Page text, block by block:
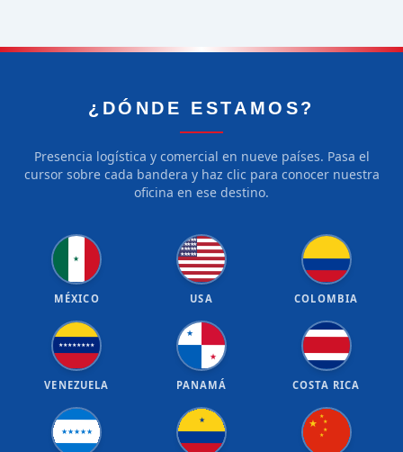
¿DÓNDE ESTAMOS?
Presencia logística y comercial en nueve países. Pasa el
cursor sobre cada bandera y haz clic para conocer nuestra
oficina en ese destino.
★
MÉXICO
★★★★
★★★★★
★★★★★
★★★★★
USA COLOMBIA
★★★★★★★★
VENEZUELA
★
★
PANAMÁ COSTA RICA
★★★★★
★ ★
★
★
★
★